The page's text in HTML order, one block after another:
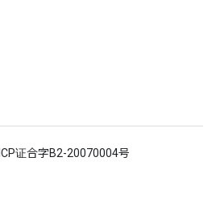
ICP证合字B2-20070004号